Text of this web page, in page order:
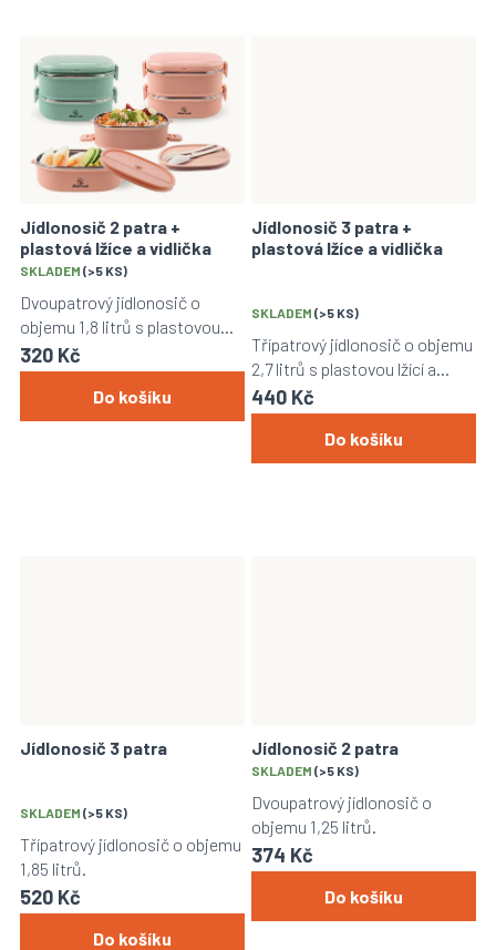
Jídlonosič 2 patra +
plastová lžíce a vidlička
Průměrné
hodnocení
produktu
je
5,0
z
hvězdiček.
SKLADEM (>5 KS)
320 Kč
Do košíku
Dvoupatrový jídlonosič o
objemu 1,8 litrů s plastovou
lžící a vidličkou.
Jídlonosič 3 patra +
plastová lžíce a vidlička
SKLADEM (>5 KS)
440 Kč
Do košíku
Třípatrový jídlonosič o objemu
2,7 litrů s plastovou lžící a
vidličkou.
Jídlonosič 3 patra
SKLADEM (>5 KS)
520 Kč
Do košíku
Třípatrový jídlonosič o objemu
1,85 litrů.
Jídlonosič 2 patra
Průměrné
hodnocení
produktu
je
5,0
z
hvězdiček.
SKLADEM (>5 KS)
374 Kč
Do košíku
Dvoupatrový jídlonosič o
objemu 1,25 litrů.